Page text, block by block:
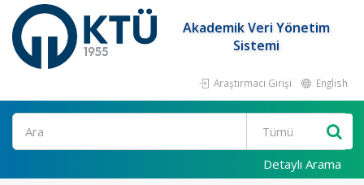
Akademik Veri Yönetim
Sistemi
Araştırmacı Girişi English
Ara
Detaylı Arama